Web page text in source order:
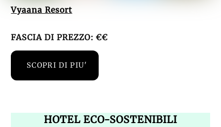
Vyaana Resort
FASCIA DI PREZZO: €€
SCOPRI DI PIU'
HOTEL ECO-SOSTENIBILI